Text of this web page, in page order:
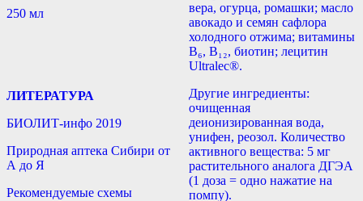
250 мл
ЛИТЕРАТУРА
БИОЛИТ-инфо 2019
Природная аптека Сибири от
А до Я
Рекомендуемые схемы
вера, огурца, ромашки; масло
авокадо и семян сафлора
холодного отжима; витамины
В₆, В₁₂, биотин; лецитин
Ultralec®.
Другие ингредиенты:
очищенная
деионизированная вода,
унифен, реозол. Количество
активного вещества: 5 мг
растительного аналога ДГЭА
(1 доза = одно нажатие на
помпу).